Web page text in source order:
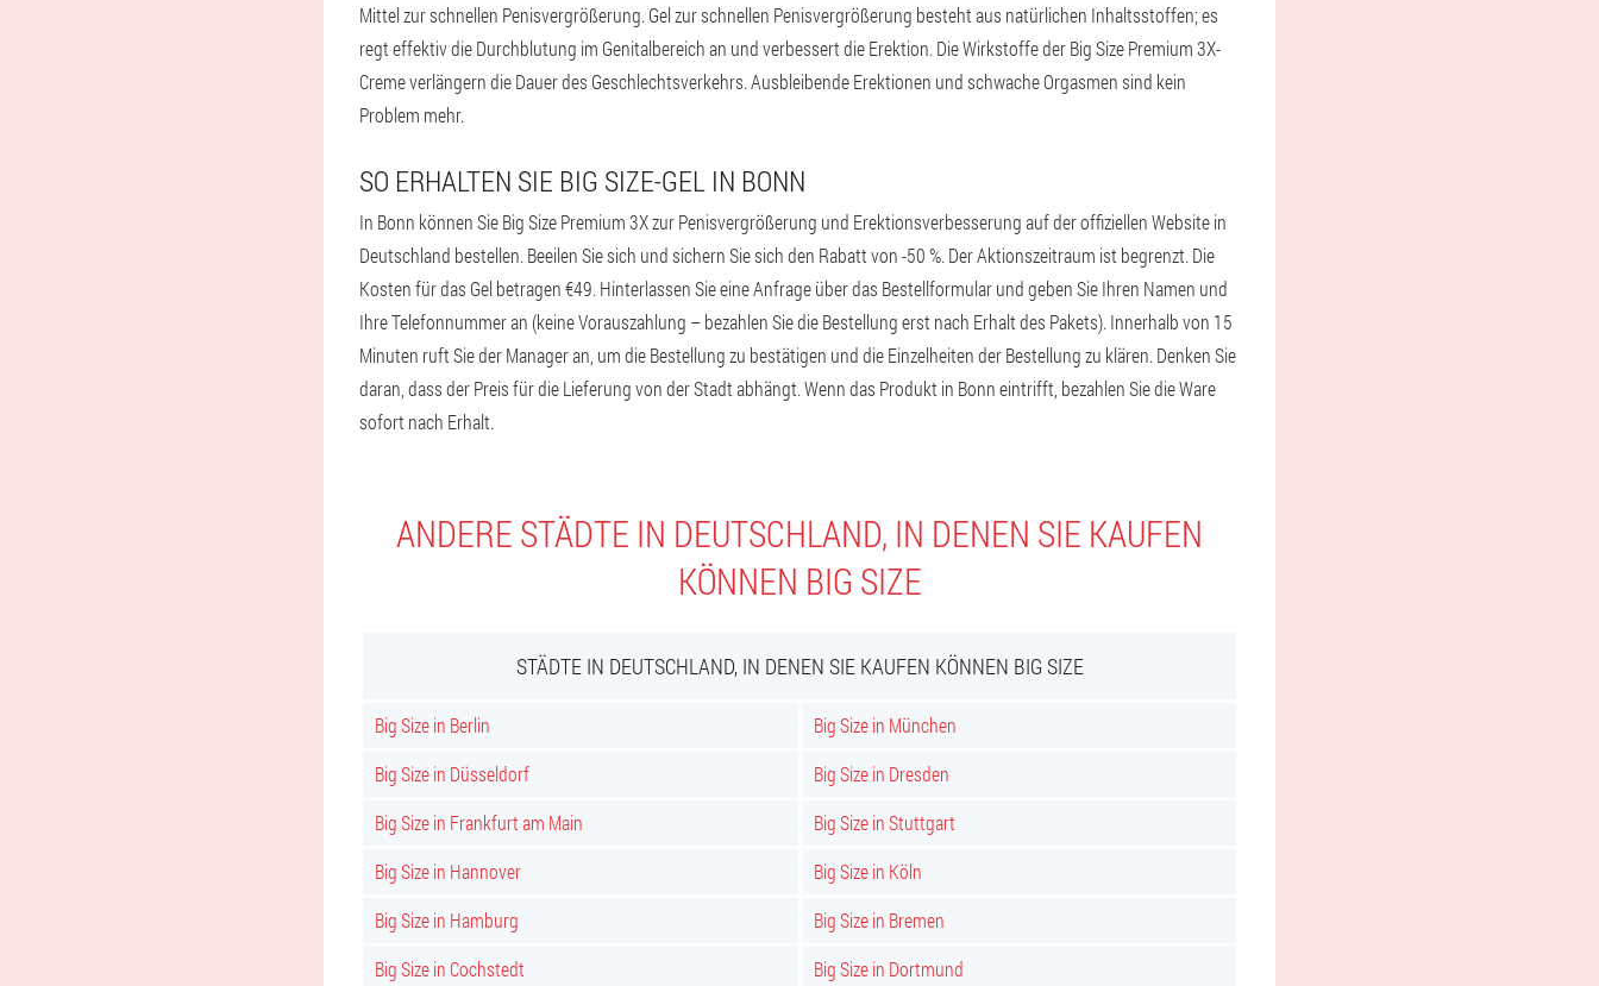
Mittel zur schnellen Penisvergrößerung. Gel zur schnellen Penisvergrößerung besteht aus natürlichen Inhaltsstoffen; es
regt effektiv die Durchblutung im Genitalbereich an und verbessert die Erektion. Die Wirkstoffe der Big Size Premium 3X-
Creme verlängern die Dauer des Geschlechtsverkehrs. Ausbleibende Erektionen und schwache Orgasmen sind kein
Problem mehr.
SO ERHALTEN SIE BIG SIZE-GEL IN BONN
In Bonn können Sie Big Size Premium 3X zur Penisvergrößerung und Erektionsverbesserung auf der offiziellen Website in
Deutschland bestellen. Beeilen Sie sich und sichern Sie sich den Rabatt von -50 %. Der Aktionszeitraum ist begrenzt. Die
Kosten für das Gel betragen €49. Hinterlassen Sie eine Anfrage über das Bestellformular und geben Sie Ihren Namen und
Ihre Telefonnummer an (keine Vorauszahlung – bezahlen Sie die Bestellung erst nach Erhalt des Pakets). Innerhalb von 15
Minuten ruft Sie der Manager an, um die Bestellung zu bestätigen und die Einzelheiten der Bestellung zu klären. Denken Sie
daran, dass der Preis für die Lieferung von der Stadt abhängt. Wenn das Produkt in Bonn eintrifft, bezahlen Sie die Ware
sofort nach Erhalt.
ANDERE STÄDTE IN DEUTSCHLAND, IN DENEN SIE KAUFEN
KÖNNEN BIG SIZE
STÄDTE IN DEUTSCHLAND, IN DENEN SIE KAUFEN KÖNNEN BIG SIZE
Big Size in Berlin
Big Size in München
Big Size in Düsseldorf
Big Size in Dresden
Big Size in Frankfurt am Main
Big Size in Stuttgart
Big Size in Hannover
Big Size in Köln
Big Size in Hamburg
Big Size in Bremen
Big Size in Cochstedt
Big Size in Dortmund